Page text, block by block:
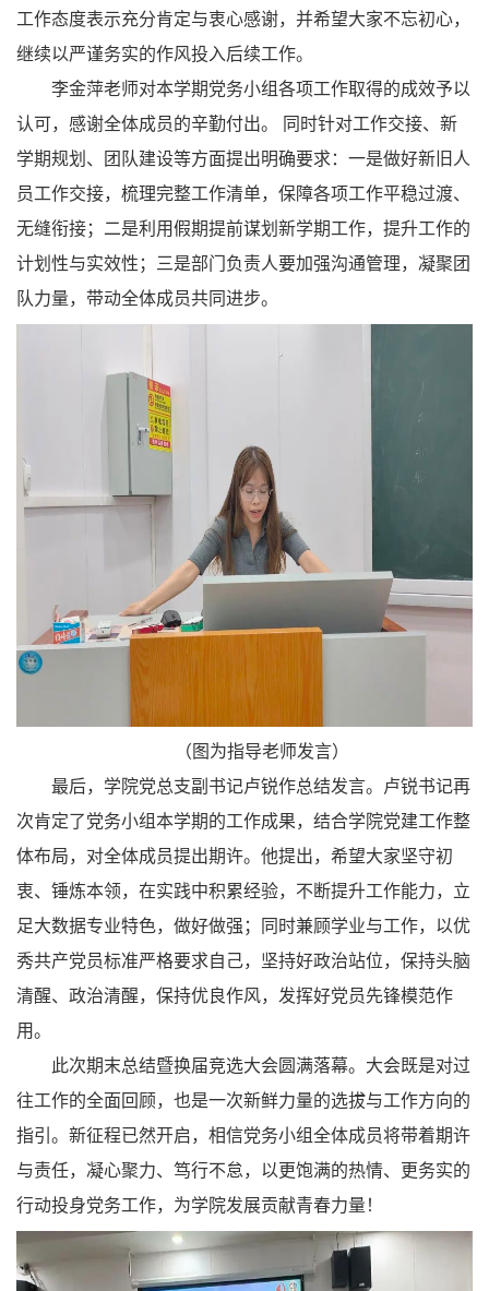
工作态度表示充分肯定与衷心感谢，并希望大家不忘初心，
继续以严谨务实的作风投入后续工作。
李金萍老师对本学期党务小组各项工作取得的成效予以
认可，感谢全体成员的辛勤付出。 同时针对工作交接、新
学期规划、团队建设等方面提出明确要求：一是做好新旧人
员工作交接，梳理完整工作清单，保障各项工作平稳过渡、
无缝衔接；二是利用假期提前谋划新学期工作，提升工作的
计划性与实效性；三是部门负责人要加强沟通管理，凝聚团
队力量，带动全体成员共同进步。
（图为指导老师发言）
最后，学院党总支副书记卢锐作总结发言。卢锐书记再
次肯定了党务小组本学期的工作成果，结合学院党建工作整
体布局，对全体成员提出期许。他提出，希望大家坚守初
衷、锤炼本领，在实践中积累经验，不断提升工作能力，立
足大数据专业特色，做好做强；同时兼顾学业与工作，以优
秀共产党员标准严格要求自己，坚持好政治站位，保持头脑
清醒、政治清醒，保持优良作风，发挥好党员先锋模范作
用。
此次期末总结暨换届竞选大会圆满落幕。大会既是对过
往工作的全面回顾，也是一次新鲜力量的选拔与工作方向的
指引。新征程已然开启，相信党务小组全体成员将带着期许
与责任，凝心聚力、笃行不怠，以更饱满的热情、更务实的
行动投身党务工作，为学院发展贡献青春力量！